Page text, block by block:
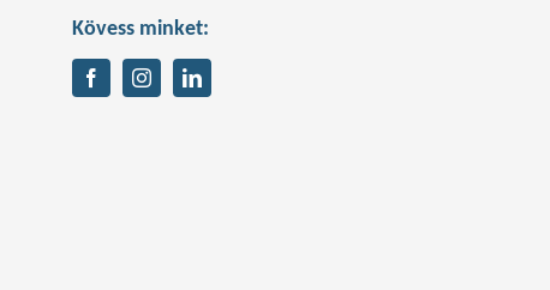
Kövess minket: